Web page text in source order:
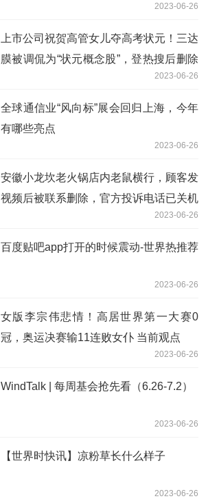
2023-06-26
上市公司祝贺高管女儿夺高考状元！三达
膜被调侃为“状元概念股”，登热搜后删除
2023-06-26
全球通信业“风向标”展会回归上海，今年
有哪些亮点
2023-06-26
安徽小龙坎老火锅店内老鼠横行，顾客发
视频后被联系删除，官方投诉电话已关机
2023-06-26
百度贴吧app打开的时候震动-世界热推荐
2023-06-26
女版李宗伟悲情！高居世界第一大赛0
冠，奥运决赛输11连败女仆 当前观点
2023-06-26
WindTalk | 每周基会抢先看（6.26-7.2）
2023-06-26
【世界时快讯】凉粉草长什么样子
2023-06-26